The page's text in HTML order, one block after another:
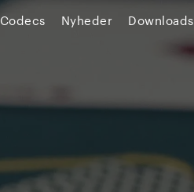
Codecs Nyheder Downloads